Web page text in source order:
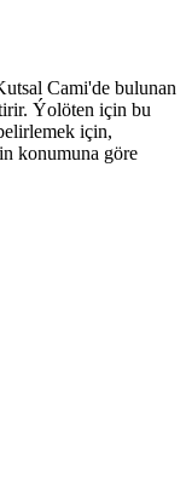
Cami'de bulunan
Ýolöten için bu
için,
konumuna göre